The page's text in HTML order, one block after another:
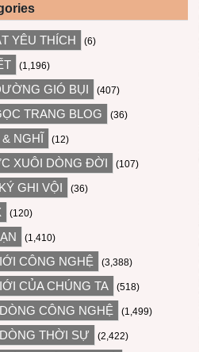
YÊU THÍCH (6)
(1,196)
GIÓ BỤI (407)
TRANG BLOG (36)
NGHĨ (12)
XUÔI DÒNG ĐỜI (107)
GHI VỘI (36)
(120)
(1,410)
CÔNG NGHỆ (3,388)
CỦA CHÚNG TA (518)
CÔNG NGHỆ (1,499)
THỜI SỰ (2,422)